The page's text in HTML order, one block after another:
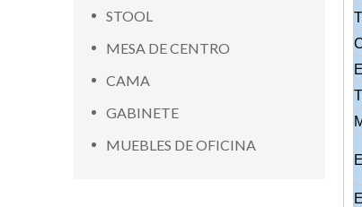
STOOL
MESA DE CENTRO
CAMA
GABINETE
MUEBLES DE OFICINA